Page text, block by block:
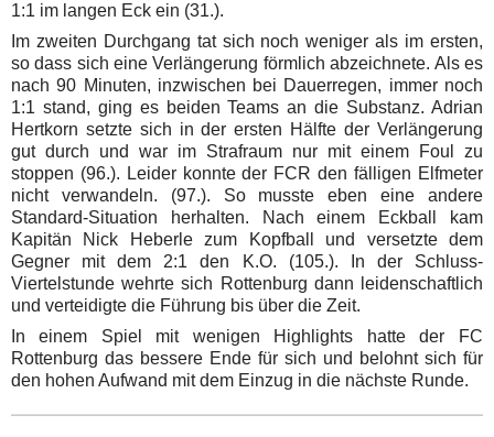
1:1 im langen Eck ein (31.).
Im zweiten Durchgang tat sich noch weniger als im ersten,
so dass sich eine Verlängerung förmlich abzeichnete. Als es
nach 90 Minuten, inzwischen bei Dauerregen, immer noch
1:1 stand, ging es beiden Teams an die Substanz. Adrian
Hertkorn setzte sich in der ersten Hälfte der Verlängerung
gut durch und war im Strafraum nur mit einem Foul zu
stoppen (96.). Leider konnte der FCR den fälligen Elfmeter
nicht verwandeln. (97.). So musste eben eine andere
Standard-Situation herhalten. Nach einem Eckball kam
Kapitän Nick Heberle zum Kopfball und versetzte dem
Gegner mit dem 2:1 den K.O. (105.). In der Schluss-
Viertelstunde wehrte sich Rottenburg dann leidenschaftlich
und verteidigte die Führung bis über die Zeit.
In einem Spiel mit wenigen Highlights hatte der FC
Rottenburg das bessere Ende für sich und belohnt sich für
den hohen Aufwand mit dem Einzug in die nächste Runde.